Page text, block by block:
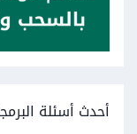
أحدث أسئلة